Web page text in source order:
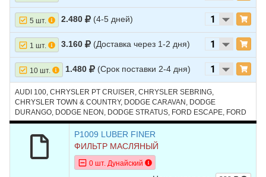
5 шт. 2.480 (4-5 дней)
1 шт. 3.160 (Доставка через 1-2 дня)
10 шт. 1.480 (Срок поставки 2-4 дня)
AUDI 100, CHRYSLER PT CRUISER, CHRYSLER SEBRING,
CHRYSLER TOWN & COUNTRY, DODGE CARAVAN, DODGE
DURANGO, DODGE NEON, DODGE STRATUS, FORD ESCAPE, FORD
EXPLORER, FORD FOCUS, JEEP CHEROKEE, JEEP LIBERTY, JEEP
WRANGLER, MAZDA3, SATURN SC, SATURN SL, TOYOTA TUNDRA,
ГАЗ VOLGA SIBER
P1009 LUBER FINER
ФИЛЬТР МАСЛЯНЫЙ
0 шт. Дунайский